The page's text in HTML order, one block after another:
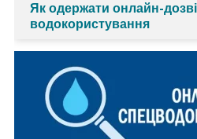
Як одержати онлайн-
водокористування